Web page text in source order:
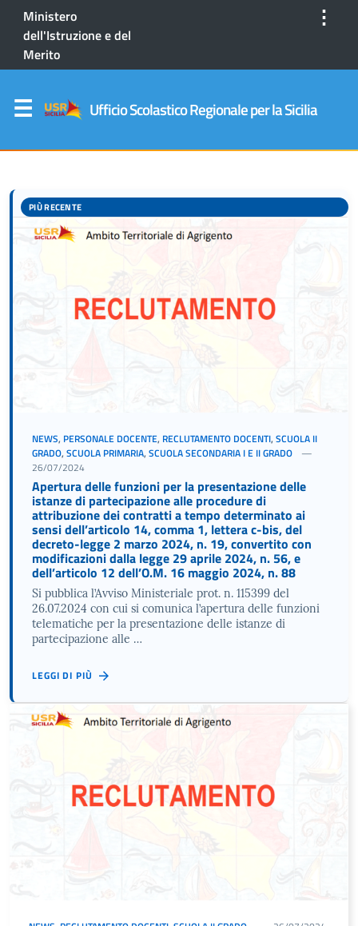
Ministero
dell'Istruzione e del
Merito
⋮
Ufficio Scolastico Regionale per la Sicilia
NEWS, PERSONALE DOCENTE, RECLUTAMENTO DOCENTI, SCUOLA II
GRADO, SCUOLA PRIMARIA, SCUOLA SECONDARIA I E II GRADO
26/07/2024
Apertura delle funzioni per la presentazione delle
istanze di partecipazione alle procedure di
attribuzione dei contratti a tempo determinato ai
sensi dell’articolo 14, comma 1, lettera c-bis, del
decreto-legge 2 marzo 2024, n. 19, convertito con
modificazioni dalla legge 29 aprile 2024, n. 56, e
dell’articolo 12 dell’O.M. 16 maggio 2024, n. 88
Si pubblica l’Avviso Ministeriale prot. n. 115399 del
26.07.2024 con cui si comunica l’apertura delle funzioni
telematiche per la presentazione delle istanze di
partecipazione alle …
LEGGI DI PIÙ